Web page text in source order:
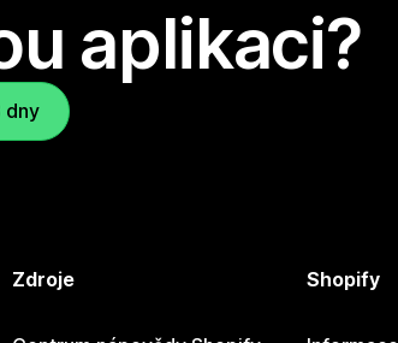
aplikaci?
dny
Zdroje Shopify